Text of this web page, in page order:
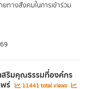
ทางสังคมในการเข้าร่วม
สริมคุณธรรมที่องค์กร
ร่
11441 total views